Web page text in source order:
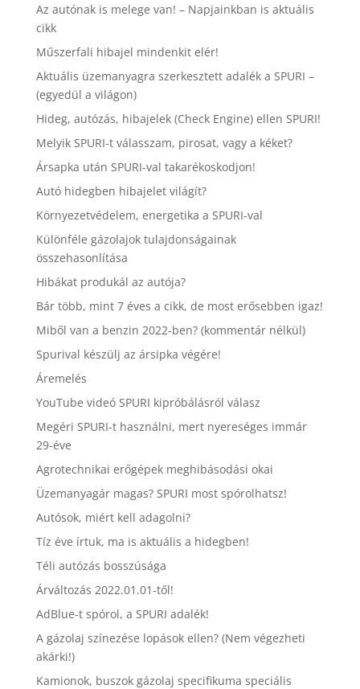
Az autónak is melege van! – Napjainkban is aktuális
cikk
Műszerfali hibajel mindenkit elér!
Aktuális üzemanyagra szerkesztett adalék a SPURI –
(egyedül a világon)
Hideg, autózás, hibajelek (Check Engine) ellen SPURI!
Melyik SPURI-t válasszam, pirosat, vagy a kéket?
Ársapka után SPURI-val takarékoskodjon!
Autó hidegben hibajelet világít?
Környezetvédelem, energetika a SPURI-val
Különféle gázolajok tulajdonságainak
összehasonlítása
Hibákat produkál az autója?
Bár több, mint 7 éves a cikk, de most erősebben igaz!
Miből van a benzin 2022-ben? (kommentár nélkül)
Spurival készülj az ársipka végére!
Áremelés
YouTube videó SPURI kipróbálásról válasz
Megéri SPURI-t használni, mert nyereséges immár
29-éve
Agrotechnikai erőgépek meghibásodási okai
Üzemanyagár magas? SPURI most spórolhatsz!
Autósok, miért kell adagolni?
Tíz éve írtuk, ma is aktuális a hidegben!
Téli autózás bosszúsága
Árváltozás 2022.01.01-től!
AdBlue-t spórol, a SPURI adalék!
A gázolaj színezése lopások ellen? (Nem végezheti
akárki!)
Kamionok, buszok gázolaj specifikuma speciális